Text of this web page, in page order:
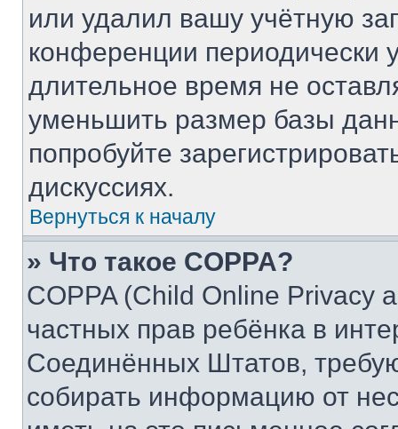
или удалил вашу учётную
конференции периодически
длительное время не
уменьшить размер базы
попробуйте
дискуссиях.
Вернуться к началу
» Что такое COPPA?
COPPA (Child Online Privacy
частных прав ребёнка в
Соединённых Штатов,
собирать информацию от